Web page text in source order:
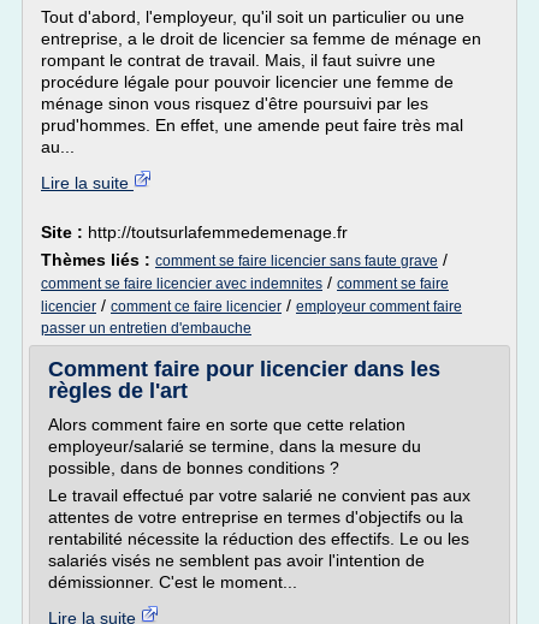
Tout d'abord, l'employeur, qu'il soit un particulier ou une
entreprise, a le droit de licencier sa femme de ménage en
rompant le contrat de travail. Mais, il faut suivre une
procédure légale pour pouvoir licencier une femme de
ménage sinon vous risquez d'être poursuivi par les
prud'hommes. En effet, une amende peut faire très mal
au...
Lire la suite
Site : http://toutsurlafemmedemenage.fr
Thèmes liés : comment se faire licencier sans faute grave /
comment se faire licencier avec indemnites / comment se faire
licencier / comment ce faire licencier / employeur comment faire
passer un entretien d'embauche
Comment faire pour licencier dans les
règles de l'art
Alors comment faire en sorte que cette relation
employeur/salarié se termine, dans la mesure du
possible, dans de bonnes conditions ?
Le travail effectué par votre salarié ne convient pas aux
attentes de votre entreprise en termes d'objectifs ou la
rentabilité nécessite la réduction des effectifs. Le ou les
salariés visés ne semblent pas avoir l'intention de
démissionner. C'est le moment...
Lire la suite